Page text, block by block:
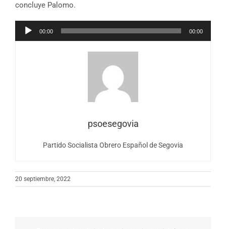
concluye Palomo.
Reproductor
00:00 00:00
psoesegovia
Partido Socialista Obrero Español de Segovia
20 septiembre, 2022